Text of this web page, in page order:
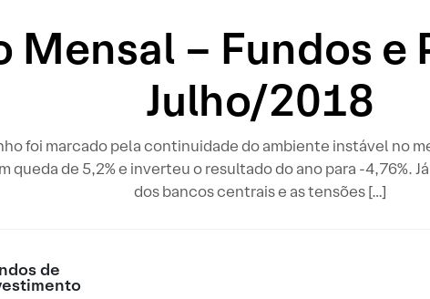
Mensal – Fundos e
Julho/2018
foi marcado pela continuidade do ambiente instável no
queda de 5,2% e inverteu o resultado do ano para -4,76%.
dos bancos centrais e as tensões […]
de